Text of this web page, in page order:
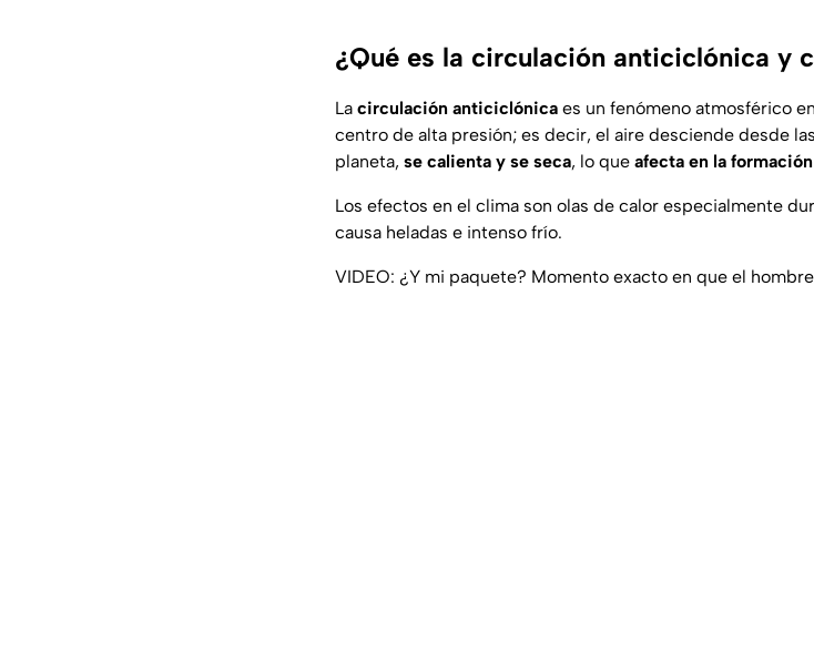
¿Qué es la circulación anticiclónica y
La circulación anticiclónica es un fenómeno atmosférico
centro de alta presión; es decir, el aire desciende desde
planeta, se calienta y se seca, lo que afecta en la
Los efectos en el clima son olas de calor especialmente
causa heladas e intenso frío.
VIDEO: ¿Y mi paquete? Momento exacto en que el